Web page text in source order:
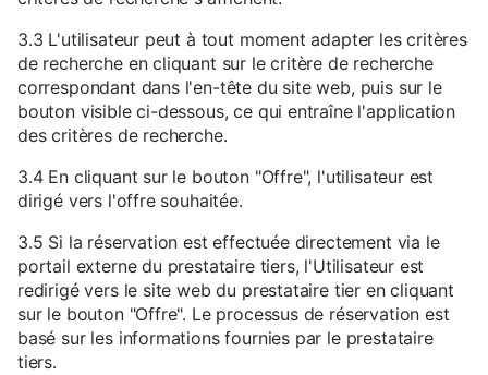
3.3 L'utilisateur peut à tout moment adapter les critères
de recherche en cliquant sur le critère de recherche
correspondant dans l'en-tête du site web, puis sur le
bouton visible ci-dessous, ce qui entraîne l'application
des critères de recherche.
3.4 En cliquant sur le bouton "Offre", l'utilisateur est
dirigé vers l'offre souhaitée.
3.5 Si la réservation est effectuée directement via le
portail externe du prestataire tiers, l'Utilisateur est
redirigé vers le site web du prestataire tier en cliquant
sur le bouton "Offre". Le processus de réservation est
basé sur les informations fournies par le prestataire
tiers.